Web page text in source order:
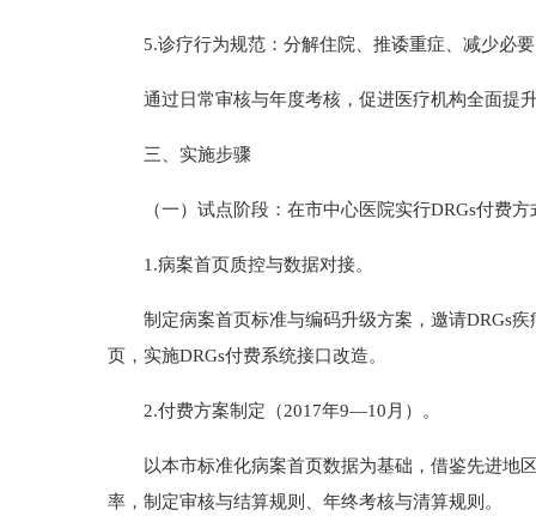
5.诊疗行为规范：分解住院、推诿重症、减少必要
通过日常审核与年度考核，促进医疗机构全面提升
三、实施步骤
（一）试点阶段：在市中心医院实行DRGs付费方
1.病案首页质控与数据对接。
制定病案首页标准与编码升级方案，邀请DRGs疾
页，实施DRGs付费系统接口改造。
2.付费方案制定（2017年9—10月）。
以本市标准化病案首页数据为基础，借鉴先进地区
率，制定审核与结算规则、年终考核与清算规则。